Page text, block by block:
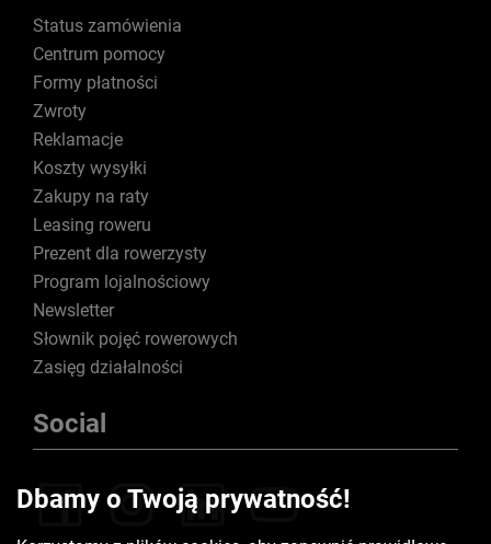
Status zamówienia
Centrum pomocy
Formy płatności
Zwroty
Reklamacje
Koszty wysyłki
Zakupy na raty
Leasing roweru
Prezent dla rowerzysty
Program lojalnościowy
Newsletter
Słownik pojęć rowerowych
Zasięg działalności
Social
Dbamy o Twoją prywatność!